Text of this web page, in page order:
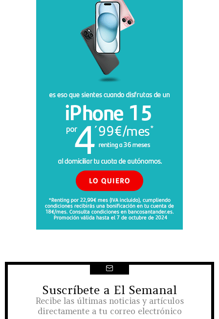
NEWSLETTER
Suscríbete a El Semanal
Recibe las últimas noticias y artículos
directamente a tu correo electrónico